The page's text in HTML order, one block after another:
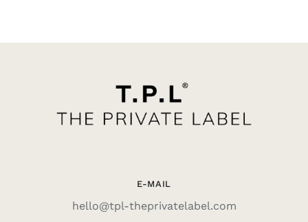
E-MAIL
hello@tpl-theprivatelabel.com